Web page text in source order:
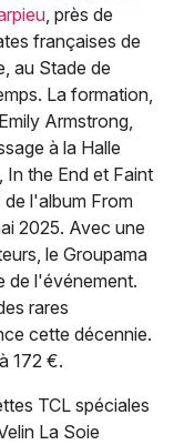
, près de
françaises de
au Stade de
La formation,
Armstrong,
à la Halle
In the End et Faint
l'album From
2025. Avec une
le Groupama
de l'événement.
rares
cette décennie.
172 €.
TCL spéciales
La Soie